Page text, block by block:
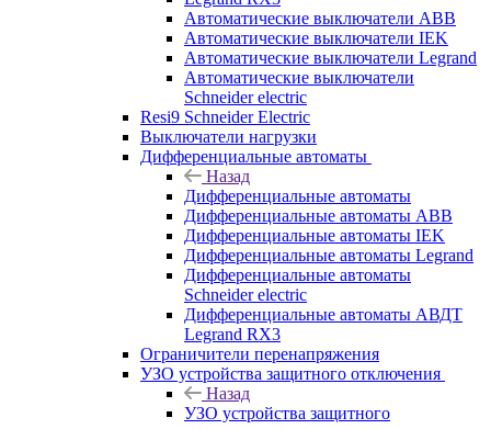
Автоматические выключатели ABB
Автоматические выключатели IEK
Автоматические выключатели Legrand
Автоматические выключатели
Schneider electric
Resi9 Schneider Electric
Выключатели нагрузки
Дифференциальные автоматы
Назад
Дифференциальные автоматы
Дифференциальные автоматы ABB
Дифференциальные автоматы IEK
Дифференциальные автоматы Legrand
Дифференциальные автоматы
Schneider electric
Дифференциальные автоматы АВДТ
Legrand RX3
Ограничители перенапряжения
УЗО устройства защитного отключения
Назад
УЗО устройства защитного